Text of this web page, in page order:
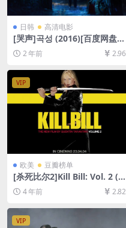
日韩 高清电影
[哭声]곡성 (2016)[百度网盘
+夸克网盘1080P超清未删减
资源][网盘在线播放/下载][MP
4/10GB][中文字幕]
2 年前 2.96
VIP
欧美 豆瓣榜单
[杀死比尔2]Kill Bill: Vol. 2 (2
004)[百度网盘+迅雷云盘资源
1080P超清未删减][MP4/8.8G
4 年前 2.82
VIP